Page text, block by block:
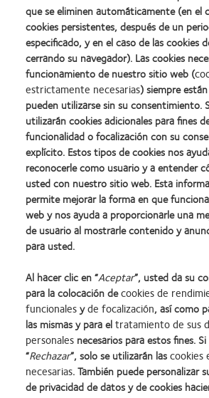
Learn
more
about
Learn
more
about
Learn
more
about
Learn
more
about
Learn
more
about
Learn
que se eliminen automáticamente (en el
cookies persistentes, después de un
especificado, y en el caso de las cookies
cerrando su navegador). Las cookies
funcionamiento de nuestro sitio web (
estrictamente necesarias) siempre
pueden utilizarse sin su consentimiento.
utilizarán cookies adicionales para fines
funcionalidad o focalización con su
explícito. Estos tipos de cookies nos
reconocerle como usuario y a entender
usted con nuestro sitio web. Esta
permite mejorar la forma en que
web y nos ayuda a proporcionarle una
de usuario al mostrarle contenido y
para usted.
Al hacer clic en “Aceptar”, usted da su
para la colocación decookies de
funcionalesyde focalización, así como
las mismas y para eltratamiento de sus
personales necesarios para estos fines.
“Rechazar”, solo se utilizarán lascookies
necesarias. También puede personalizar
de privacidad de datos y de cookies